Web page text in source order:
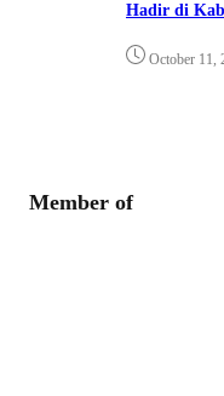
Hadir di
October 11,
Member of